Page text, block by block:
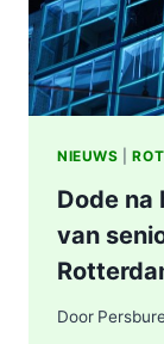
NIEUWS |
Dode na
van
Door